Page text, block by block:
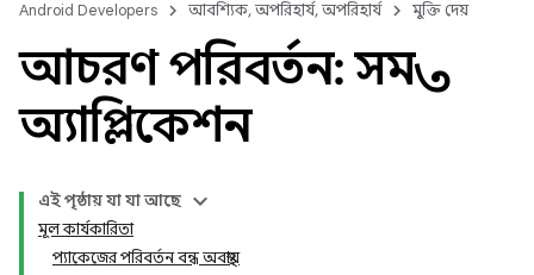
Android Developers আবশ্যিক, অপরিহার্য, অপরিহার্য মুক্তি দেয়
আচরণ পরিবর্তন: সমস্ত
অ্যাপ্লিকেশন
এই পৃষ্ঠায় যা যা আছে
মূল কার্যকারিতা
প্যাকেজের পরিবর্তন বন্ধ অবস্থায়